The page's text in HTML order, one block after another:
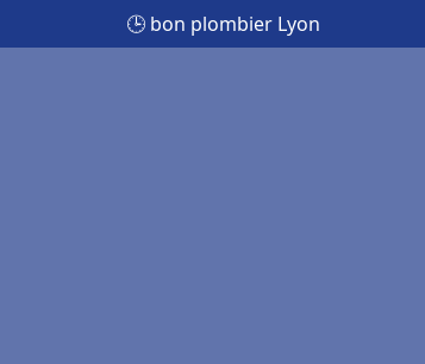
🕒 bon plombier Lyon